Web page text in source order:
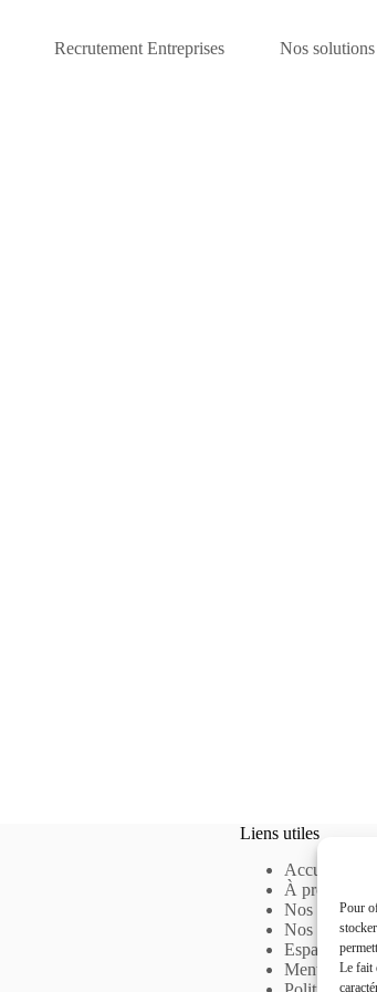
Pour
Le fait
Recrutement Entreprises Nos solutions
Liens utiles
Accueil
À propos
Nos
Nos offres
Espace
Mentions